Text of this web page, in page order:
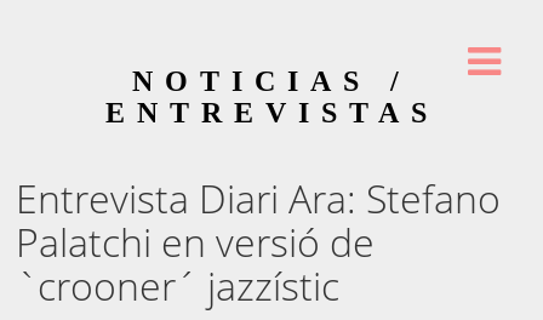
NOTICIAS /
ENTREVISTAS
Entrevista Diari Ara: Stefano
Palatchi en versió de
`crooner´ jazzístic